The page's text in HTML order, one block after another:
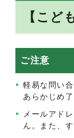
【こど
ご注意
軽易な問い
あらかじめ
メールアド
ん。また、